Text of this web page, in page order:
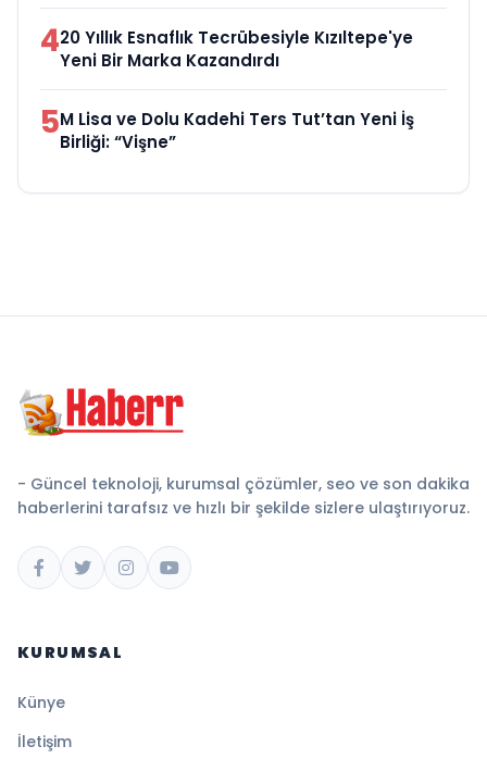
420 Yıllık Esnaflık Tecrübesiyle Kızıltepe'ye
Yeni Bir Marka Kazandırdı
5M Lisa ve Dolu Kadehi Ters Tut’tan Yeni İş
Birliği: “Vişne”
- Güncel teknoloji, kurumsal çözümler, seo ve son dakika
haberlerini tarafsız ve hızlı bir şekilde sizlere ulaştırıyoruz.
KURUMSAL
Künye
İletişim